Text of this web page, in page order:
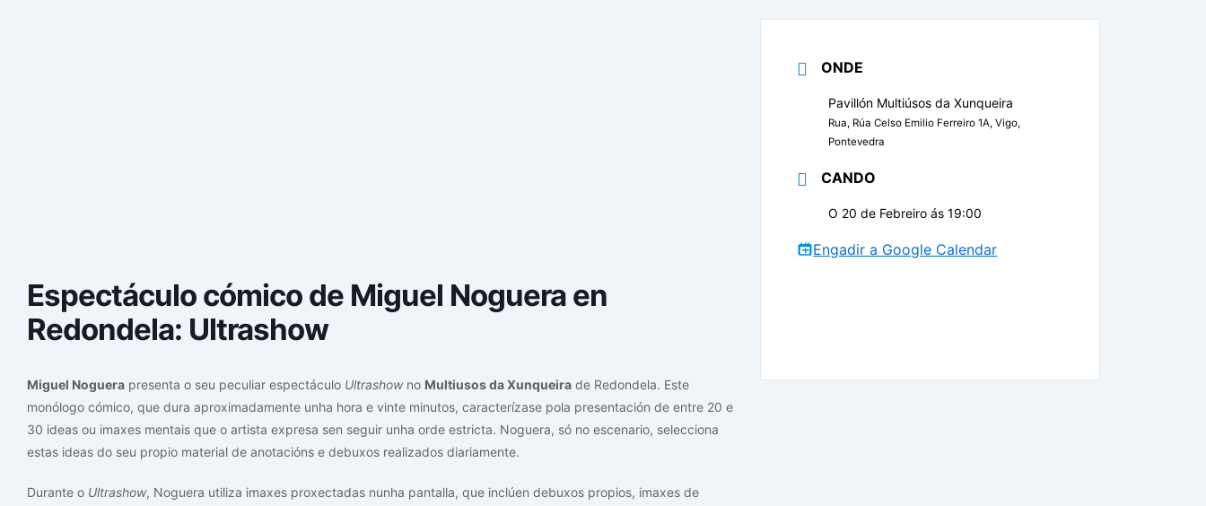
Espectáculo cómico de Miguel Noguera en
Redondela: Ultrashow
Miguel Noguera presenta o seu peculiar espectáculo Ultrashowno Multiusos da Xunqueira de Redondela. Este
monólogo cómico, que dura aproximadamente unha hora e vinte minutos, caracterízase pola presentación de entre 20 e
30 ideas ou imaxes mentais que o artista expresa sen seguir unha orde estricta. Noguera, só no escenario, selecciona
estas ideas do seu propio material de anotacións e debuxos realizados diariamente.
Durante o Ultrashow, Noguera utiliza imaxes proxectadas nunha pantalla, que inclúen debuxos propios, imaxes de
ONDE
Pavillón Multiúsos da Xunqueira
Rua, Rúa Celso Emilio Ferreiro 1A, Vigo,
Pontevedra
CANDO
O 20 de Febreiro ás 19:00
Engadir a Google Calendar